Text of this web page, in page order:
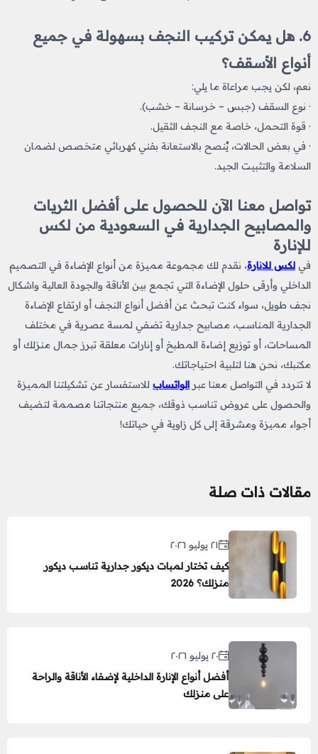
6. هل يمكن تركيب النجف بسهولة في جميع
أنواع الأسقف؟
نعم، لكن يجب مراعاة ما يلي:
· نوع السقف (جبس – خرسانة – خشب).
· قوة التحمل، خاصة مع النجف الثقيل.
· في بعض الحالات، يُنصح بالاستعانة بفني كهربائي متخصص لضمان
السلامة والتثبيت الجيد.
تواصل معنا الآن للحصول على أفضل الثريات
والمصابيح الجدارية في السعودية من لكس
للإنارة
في لكس للانارة، نقدم لك مجموعة مميزة من أنواع الإضاءة في التصميم
الداخلي وأرقى حلول الإضاءة التي تجمع بين الأناقة والجودة العالية واشكال
نجف طويل، سواء كنت تبحث عن أفضل أنواع النجف أو ارتفاع الإضاءة
الجدارية​ المناسب، مصابيح جدارية تضفي لمسة عصرية في مختلف
المساحات، أو توزيع إضاءة المطبخ ​أو إنارات معلقة تبرز جمال منزلك أو
مكتبك، نحن هنا لتلبية احتياجاتك.
لا تتردد في التواصل معنا عبر الواتساب للاستفسار عن تشكيلتنا المميزة
والحصول على عروض تناسب ذوقك، جميع منتجاتنا مصممة لتضيف
أجواء مميزة ومشرقة إلى كل زاوية في حياتك!
مقالات ذات صلة
٢١ يوليو ٢٠٢٦
كيف تختار لمبات ديكور جدارية تناسب ديكور
منزلك؟ 2026
٢٠ يوليو ٢٠٢٦
أفضل أنواع الإنارة الداخلية لإضفاء الأناقة والراحة
على منزلك